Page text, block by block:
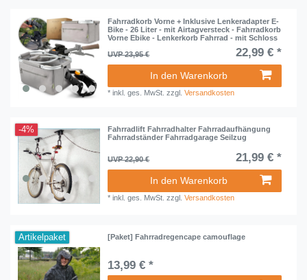
Fahrradkorb Vorne + Inklusive Lenkeradapter E-
Bike - 26 Liter - mit Airtagversteck - Fahrradkorb
Vorne Ebike - Lenkerkorb Fahrrad - mit Schloss
UVP 23,95 €
22,99 € *
In den Warenkorb
*inkl. ges. MwSt. zzgl.Versandkosten
-4%
Fahrradlift Fahrradhalter Fahrradaufhängung
Fahrradständer Fahrradgarage Seilzug
UVP 22,90 € 21,99 € *
In den Warenkorb
*inkl. ges. MwSt. zzgl.Versandkosten
Artikelpaket [Paket] Fahrradregencape camouflage
13,99 € *